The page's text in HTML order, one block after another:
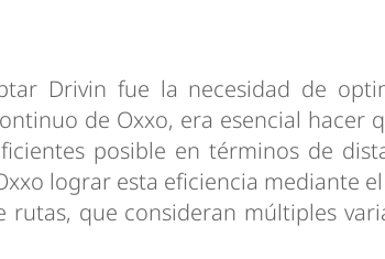
Drivin fue la necesidad de
de Oxxo, era esencial hacer
posible en términos de
lograr esta eficiencia mediante
rutas, que consideran múltiples